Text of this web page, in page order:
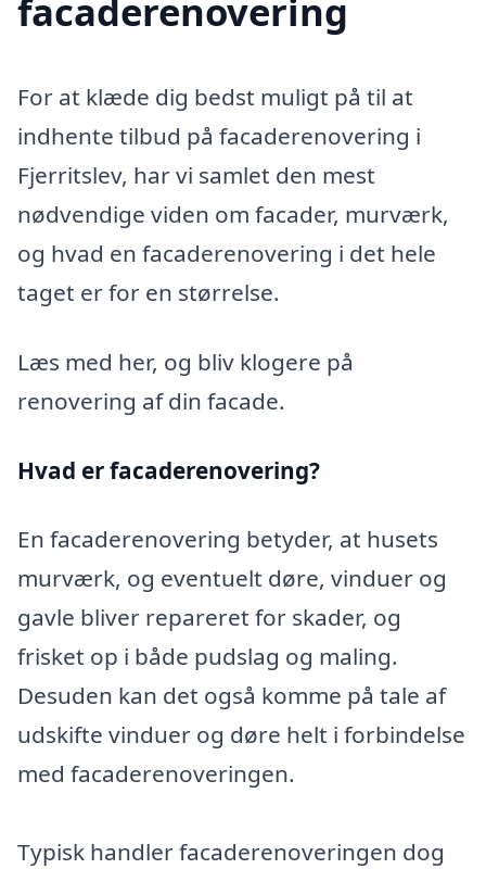
facaderenovering
For at klæde dig bedst muligt på til at
indhente tilbud på facaderenovering i
Fjerritslev, har vi samlet den mest
nødvendige viden om facader, murværk,
og hvad en facaderenovering i det hele
taget er for en størrelse.
Læs med her, og bliv klogere på
renovering af din facade.
Hvad er facaderenovering?
En facaderenovering betyder, at husets
murværk, og eventuelt døre, vinduer og
gavle bliver repareret for skader, og
frisket op i både pudslag og maling.
Desuden kan det også komme på tale af
udskifte vinduer og døre helt i forbindelse
med facaderenoveringen.
Typisk handler facaderenoveringen dog